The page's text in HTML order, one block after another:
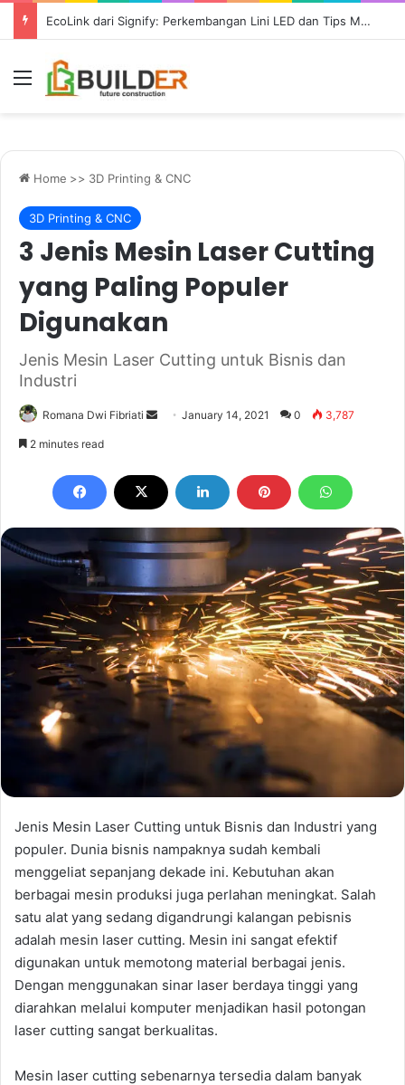
Persyaratan Desain Pondasi Sebelum Groundbreaking Konstruksi
Menu
Home >> 3D Printing & CNC
3D Printing & CNC
3 Jenis Mesin Laser Cutting
yang Paling Populer
Digunakan
Jenis Mesin Laser Cutting untuk Bisnis dan
Industri
Romana Dwi Fibriati
SendJanuary 14, 2021 0 3,787
2 minutes read
Jenis Mesin Laser Cutting untuk Bisnis dan Industri yang
populer. Dunia bisnis nampaknya sudah kembali
menggeliat sepanjang dekade ini. Kebutuhan akan
berbagai mesin produksi juga perlahan meningkat. Salah
satu alat yang sedang digandrungi kalangan pebisnis
adalah mesin laser cutting. Mesin ini sangat efektif
digunakan untuk memotong material berbagai jenis.
Dengan menggunakan sinar laser berdaya tinggi yang
diarahkan melalui komputer menjadikan hasil potongan
laser cutting sangat berkualitas.
Mesin laser cutting sebenarnya tersedia dalam banyak